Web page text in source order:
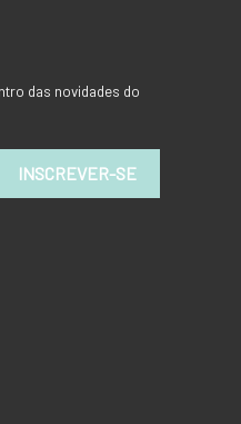
das novidades do